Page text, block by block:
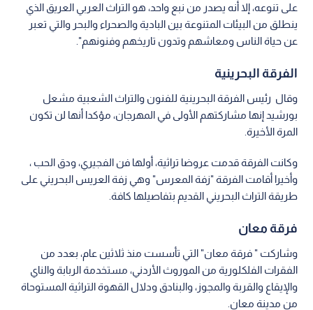
على تنوعه، إلا أنه يصدر من نبع واحد، هو التراث العربي العريق الذي
ينطلق من البيئات المتنوعة بين البادية والصحراء والبحر والتي تعبر
عن حياة الناس ومعاشهم وتدون تاريخهم وفنونهم".
الفرقة البحرينية
وقال رئيس الفرقة البحرينية للفنون والتراث الشعبية مشعل
بورشيد إنها مشاركتهم الأولى في المهرجان، مؤكدا أنها لن تكون
المرة الأخيرة.
وكانت الفرقة قدمت عروضا تراثية، أولها فن الفجيري، ودق الحب ،
وأخيرا أقامت الفرقة "زفة المعرس" وهي زفة العريس البحريني على
طريقة التراث البحريني القديم بتفاصيلها كافة.
فرقة معان
وشاركت " فرقة معان" التي تأسست منذ ثلاثين عام، بعدد من
الفقرات الفلكلورية من الموروث الأردني، مستخدمة الربابة والناي
والإيقاع والقربة والمجوز، والبنادق ودلال القهوة التراثية المستوحاة
من مدينة معان.